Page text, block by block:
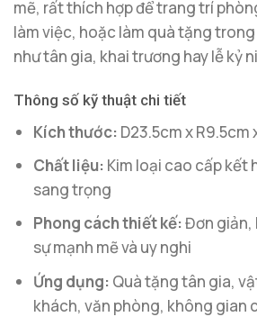
mẽ, rất thích hợp để trang trí
làm việc, hoặc làm quà tặng
như tân gia, khai trương hay lễ kỷ
Thông số kỹ thuật chi tiết
Kích thước: D23.5cm x R9.5cm
Chất liệu: Kim loại cao cấp kết
sang trọng
Phong cách thiết kế:Đơn giản,
sự mạnh mẽ và uy nghi
Ứng dụng: Quà tặng tân gia,
khách, văn phòng, không gian